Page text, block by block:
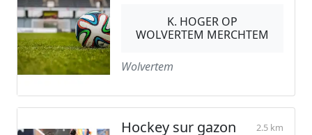
K. HOGER OP
WOLVERTEM MERCHTEM
Wolvertem
Hockey sur gazon 2.5 km